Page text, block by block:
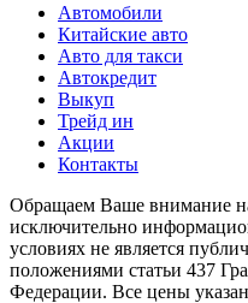
Автомобили
Китайские авто
Авто для такси
Автокредит
Выкуп
Трейд ин
Акции
Контакты
Обращаем Ваше внимание
исключительно
условиях не является
положениями статьи 437
Федерации. Все цены